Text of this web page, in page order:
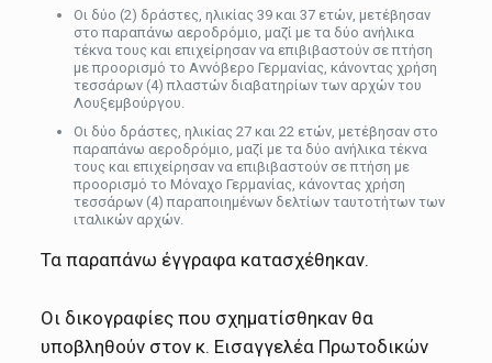
Οι δύο (2) δράστες, ηλικίας 39 και 37 ετών, μετέβησαν
στο παραπάνω αεροδρόμιο, μαζί με τα δύο ανήλικα
τέκνα τους και επιχείρησαν να επιβιβαστούν σε πτήση
με προορισμό το Αννόβερο Γερμανίας, κάνοντας χρήση
τεσσάρων (4) πλαστών διαβατηρίων των αρχών του
Λουξεμβούργου.
Οι δύο δράστες, ηλικίας 27 και 22 ετών, μετέβησαν στο
παραπάνω αεροδρόμιο, μαζί με τα δύο ανήλικα τέκνα
τους και επιχείρησαν να επιβιβαστούν σε πτήση με
προορισμό το Μόναχο Γερμανίας, κάνοντας χρήση
τεσσάρων (4) παραποιημένων δελτίων ταυτοτήτων των
ιταλικών αρχών.
Τα παραπάνω έγγραφα κατασχέθηκαν.
Οι δικογραφίες που σχηματίσθηκαν θα
υποβληθούν στον κ. Εισαγγελέα Πρωτοδικών